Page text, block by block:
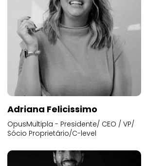
Adriana Felicissimo
OpusMultipla - Presidente/ CEO / VP/
Sócio Proprietário/C-level